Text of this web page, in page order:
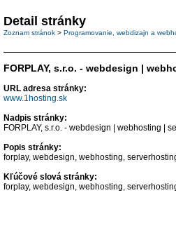
FORPLAY, s.r.o. - webdesign |
URL adresa stránky:
www.1hosting.sk
Nadpis stránky:
FORPLAY, s.r.o. - webdesign | webhosting |
Popis stránky:
forplay, webdesign, webhosting,
Kľúčové slová stránky:
forplay, webdesign, webhosting,
Detail stránky
Zoznam stránok > Programovanie, webdizajn a